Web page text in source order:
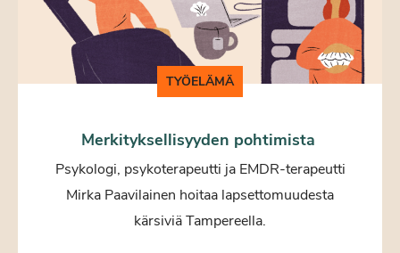
TYÖELÄMÄ
Merkityksellisyyden pohtimista
Psykologi, psykoterapeutti ja EMDR-terapeutti
Mirka Paavilainen hoitaa lapsettomuudesta
kärsiviä Tampereella.